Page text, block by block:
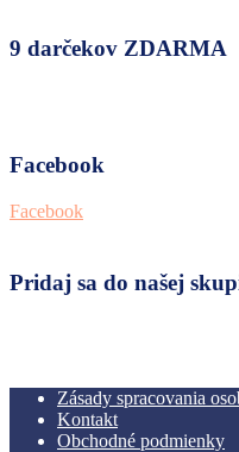
9 darčekov ZDARMA
Facebook
Facebook
Pridaj sa do našej
Zásady spracovania
Kontakt
Obchodné podmienky